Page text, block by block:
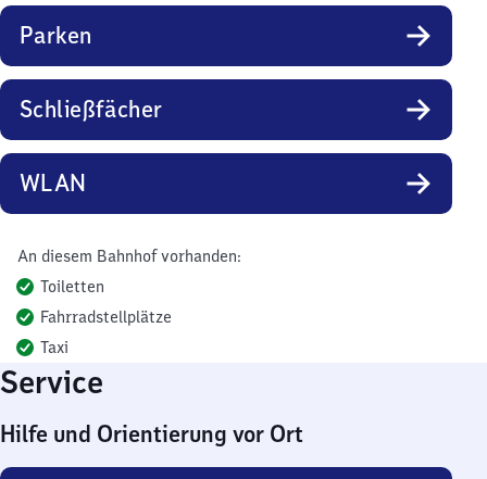
Parken
Schließfächer
WLAN
An diesem Bahnhof vorhanden:
Toiletten
Fahrradstellplätze
Taxi
Service
Hilfe und Orientierung vor Ort